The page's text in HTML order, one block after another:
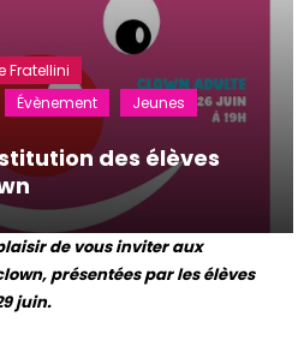
Fratellini
Évènement
Jeunes
des élèves
de vous inviter aux
présentées par les élèves
juin.